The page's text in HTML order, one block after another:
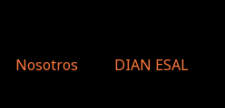
Nosotros DIAN ESAL